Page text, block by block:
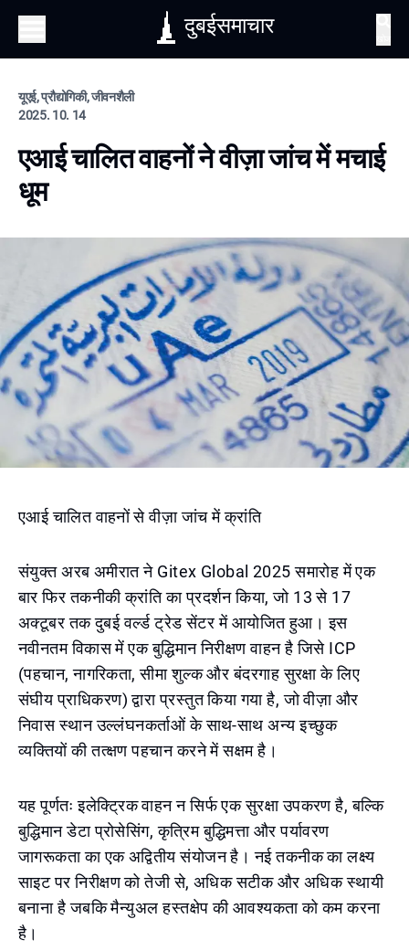
दुबईसमाचार
यूएई, प्रौद्योगिकी, जीवनशैली
2025. 10. 14
एआई चालित वाहनों ने वीज़ा जांच में मचाई
धूम
एआई चालित वाहनों से वीज़ा जांच में क्रांति
संयुक्त अरब अमीरात ने Gitex Global 2025 समारोह में एक
बार फिर तकनीकी क्रांति का प्रदर्शन किया, जो 13 से 17
अक्टूबर तक दुबई वर्ल्ड ट्रेड सेंटर में आयोजित हुआ। इस
नवीनतम विकास में एक बुद्धिमान निरीक्षण वाहन है जिसे ICP
(पहचान, नागरिकता, सीमा शुल्क और बंदरगाह सुरक्षा के लिए
संघीय प्राधिकरण) द्वारा प्रस्तुत किया गया है, जो वीज़ा और
निवास स्थान उल्लंघनकर्ताओं के साथ-साथ अन्य इच्छुक
व्यक्तियों की तत्क्षण पहचान करने में सक्षम है।
यह पूर्णतः इलेक्ट्रिक वाहन न सिर्फ एक सुरक्षा उपकरण है, बल्कि
बुद्धिमान डेटा प्रोसेसिंग, कृत्रिम बुद्धिमत्ता और पर्यावरण
जागरूकता का एक अद्वितीय संयोजन है। नई तकनीक का लक्ष्य
साइट पर निरीक्षण को तेजी से, अधिक सटीक और अधिक स्थायी
बनाना है जबकि मैन्युअल हस्तक्षेप की आवश्यकता को कम करना
है।